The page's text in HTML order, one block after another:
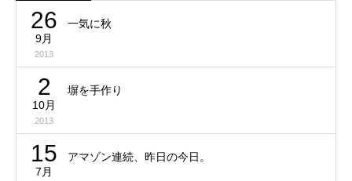
26
9月
2013
一気に秋
2
10月
2013
塀を手作り
15
7月
アマゾン連続、昨日の今日。